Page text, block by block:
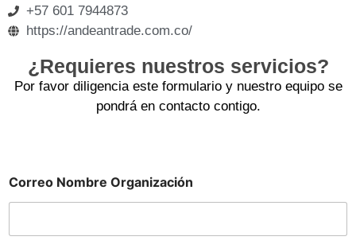
+57 601 7944873
https://andeantrade.com.co/
¿Requieres nuestros servicios?
Por favor diligencia este formulario y nuestro equipo se
pondrá en contacto contigo.
Correo Nombre Organización